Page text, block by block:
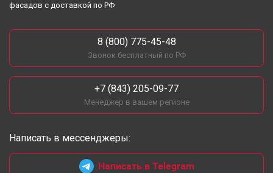
фасадов с доставкой по РФ
8 (800) 775-45-48
Звонок бесплатный по РФ
+7 (843) 205-09-77
Менеджер в вашем регионе
Написать в мессенджеры:
Написать в Telegram